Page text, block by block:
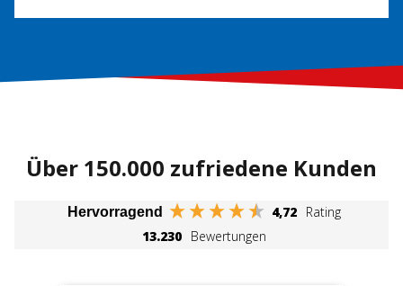
Über 150.000 zufriedene Kunden
Hervorragend 4,72 Rating
13.230 Bewertungen